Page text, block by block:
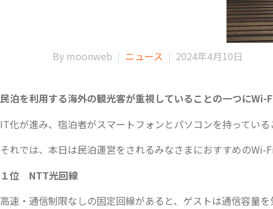
By moonweb ニュース 2024年4月10日
民泊を利用する海外の観光客が重視していることの一つにWi-
IT化が進み、宿泊者がスマートフォンとパソコンを持ってい
それでは、本日は民泊運営をされるみなさまにおすすめのWi-
１位 NTT光回線
高速・通信制限なしの固定回線があると、ゲストは通信容量